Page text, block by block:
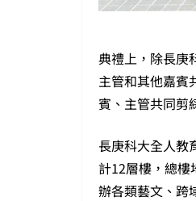
典禮上，除長庚
主管和其他嘉賓
賓、主管共同剪
長庚科大全人教
計12層樓，總
辦各類藝文、跨